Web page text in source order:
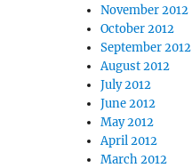
November 2012
October 2012
September 2012
August 2012
July 2012
June 2012
May 2012
April 2012
March 2012